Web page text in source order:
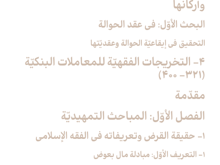
وأركانها
البحث الأوّل: في عقد الحوالة
التحقيق في إيقاعيّة الحوالة وعقديّتها
4- التخريجات الفقهيّة للمعاملات البنكيّة
(321- 400)
مقدّمة
الفصل الأوّل: المباحث التمهيديّة
1- حقيقة القرض وتعريفاته في الفقه الإسلامي‏
1- التعريف الأوّل: مبادلة مال بعوض